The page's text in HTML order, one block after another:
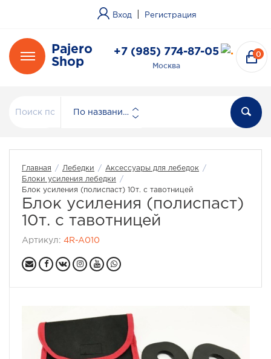
Вход Регистрация
Pajero
Shop
+7 (985) 774-87-05
Москва
0
По названию
Главная / Лебедки / Аксессуары для лебедок
/
Блоки усиления лебедки
/
Блок усиления (полиспаст) 10т. с тавотницей
Блок усиления (полиспаст)
10т. с тавотницей
Артикул: 4R-A010